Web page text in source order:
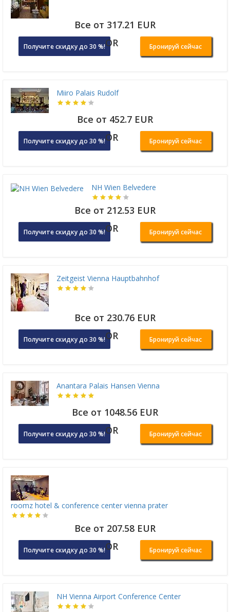
Все от 317.21 EUR
Получите скидку до 30 %!OR Бронируй сейчас
Miiro Palais Rudolf
Все от 452.7 EUR
Получите скидку до 30 %!OR Бронируй сейчас
NH Wien Belvedere
Все от 212.53 EUR
Получите скидку до 30 %!OR Бронируй сейчас
Zeitgeist Vienna Hauptbahnhof
Все от 230.76 EUR
Получите скидку до 30 %!OR Бронируй сейчас
Anantara Palais Hansen Vienna
Все от 1048.56 EUR
Получите скидку до 30 %!OR Бронируй сейчас
roomz hotel & conference center vienna prater
Все от 207.58 EUR
Получите скидку до 30 %!OR Бронируй сейчас
NH Vienna Airport Conference Center